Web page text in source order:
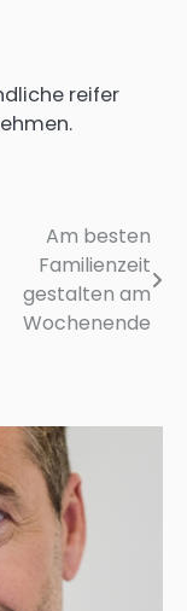
reifer
Am besten
Familienzeit
gestalten am
Wochenende